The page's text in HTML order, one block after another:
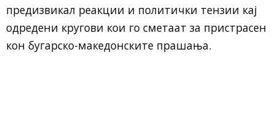
предизвикал реакции и политички тензии кај
одредени кругови кои го сметаат за пристрасен
кон бугарско-македонските прашања.